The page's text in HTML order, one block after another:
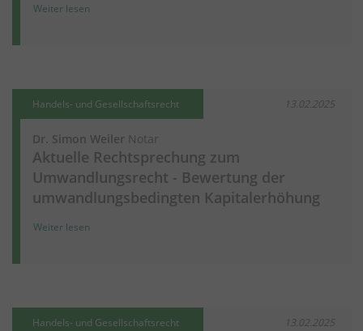
Weiter lesen
Handels- und Gesellschaftsrecht 13.02.2025
Dr. Simon Weiler Notar
Aktuelle Rechtsprechung zum
Umwandlungsrecht - Bewertung der
umwandlungsbedingten Kapitalerhöhung
Weiter lesen
Handels- und Gesellschaftsrecht 13.02.2025